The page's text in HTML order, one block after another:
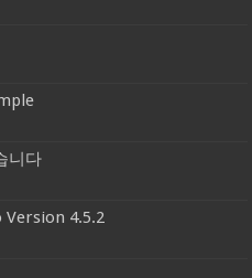
니다
4.5.2